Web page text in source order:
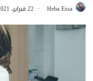
Heba Essa 22 فبراير، 2021